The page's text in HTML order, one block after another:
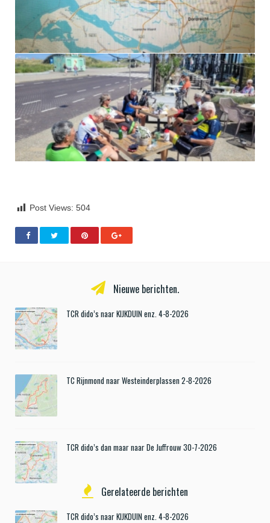
Post Views: 504
Nieuwe berichten.
TCR dido’s naar KIJKDUIN enz. 4-8-2026
TC Rijnmond naar Westeinderplassen 2-8-2026
TCR dido’s dan maar naar De Juffrouw 30-7-2026
Gerelateerde berichten
TCR dido’s naar KIJKDUIN enz. 4-8-2026